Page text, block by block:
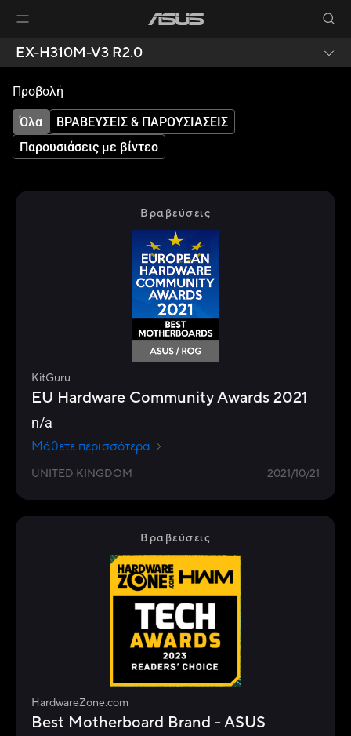
EX-H310M-V3 R2.0
Προβολή
Όλα
ΒΡΑΒΕΥΣΕΙΣ & ΠΑΡΟΥΣΙΑΣΕΙΣ
Παρουσιάσεις με βίντεο
Βραβεύσεις
KitGuru
EU Hardware Community Awards 2021
n/a
Μάθετε περισσότερα
UNITED KINGDOM 2021/10/21
Βραβεύσεις
HardwareZone.com
Best Motherboard Brand - ASUS